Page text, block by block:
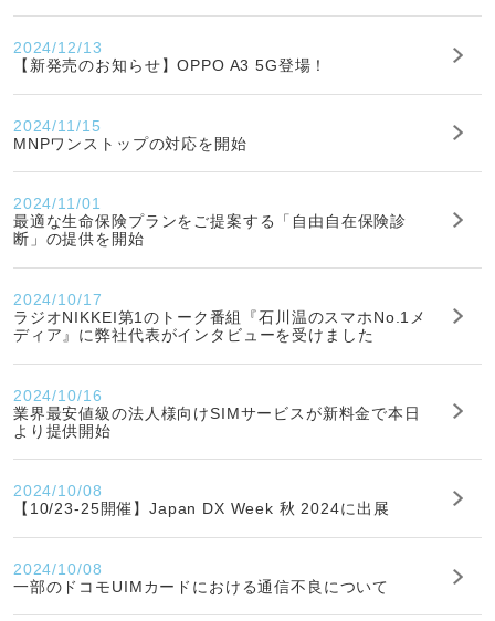
2024/12/13
【新発売のお知らせ】OPPO A3 5G登場！
2024/11/15
MNPワンストップの対応を開始
2024/11/01
最適な生命保険プランをご提案する「自由自在保険診
断」の提供を開始
2024/10/17
ラジオNIKKEI第1のトーク番組『石川温のスマホNo.1メ
ディア』に弊社代表がインタビューを受けました
2024/10/16
業界最安値級の法人様向けSIMサービスが新料金で本日
より提供開始
2024/10/08
【10/23-25開催】Japan DX Week 秋 2024に出展
2024/10/08
一部のドコモUIMカードにおける通信不良について